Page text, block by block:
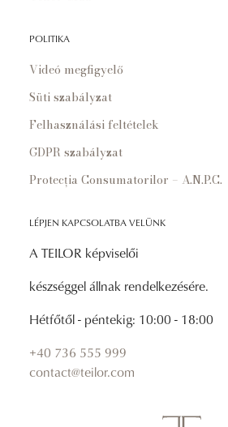
POLITIKA
Videó megfigyelő
Süti szabályzat
Felhasználási feltételek
GDPR szabályzat
Protecția Consumatorilor – A.N.P.C.
LÉPJEN KAPCSOLATBA VELÜNK
A TEILOR képviselői
készséggel állnak rendelkezésére.
Hétfőtől - péntekig: 10:00 - 18:00
+40 736 555 999
contact@teilor.com